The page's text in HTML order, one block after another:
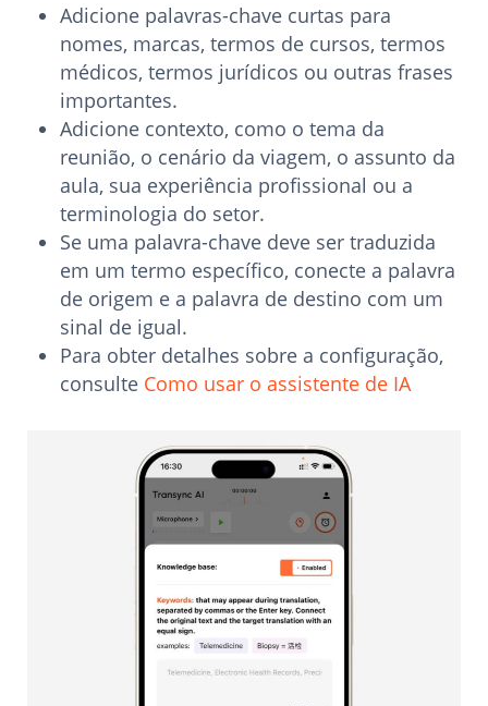
Adicione palavras-chave curtas para
nomes, marcas, termos de cursos, termos
médicos, termos jurídicos ou outras frases
importantes.
Adicione contexto, como o tema da
reunião, o cenário da viagem, o assunto da
aula, sua experiência profissional ou a
terminologia do setor.
Se uma palavra-chave deve ser traduzida
em um termo específico, conecte a palavra
de origem e a palavra de destino com um
sinal de igual.
Para obter detalhes sobre a configuração,
consulte Como usar o assistente de IA